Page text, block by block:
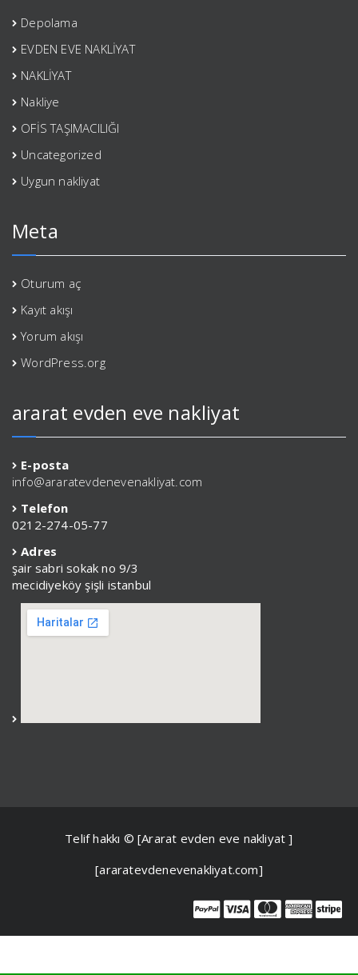
Depolama
EVDEN EVE NAKLİYAT
NAKLİYAT
Nakliye
OFİS TAŞIMACILIĞI
Uncategorized
Uygun nakliyat
Meta
Oturum aç
Kayıt akışı
Yorum akışı
WordPress.org
ararat evden eve nakliyat
E-posta
info@araratevdenevenakliyat.com
Telefon
0212-274-05-77
Adres
şair sabri sokak no 9/3
mecidiyeköy şişli istanbul
Telif hakkı © [Ararat evden eve nakliyat ]
[araratevdenevenakliyat.com]